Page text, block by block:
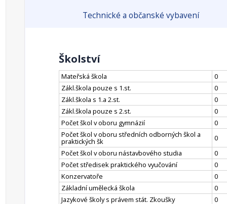
Technické a občanské vybavení
Školství
Mateřská škola
0
Zákl.škola pouze s 1.st.
0
Zákl.škola s 1.a 2.st.
0
Zákl.škola pouze s 2.st.
0
Počet škol v oboru gymnázií
0
Počet škol v oboru středních odborných škol a
praktických šk
0
Počet škol v oboru nástavbového studia
0
Počet středisek praktického vyučování
0
Konzervatoře
0
Základní umělecká škola
0
Jazykové školy s právem stát. Zkoušky
0